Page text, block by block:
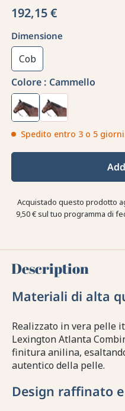
192,15 €
Dimensione
Cob
Colore : Cammello
Spedito entro 3 o 5 giorni
Acquistado questo prodotto
9,50 €sul tuo programma di
Description
Materiali di alta
Realizzato in vera pelle
Lexington Atlanta
finitura anilina,
autentico della pelle.
Design raffinato